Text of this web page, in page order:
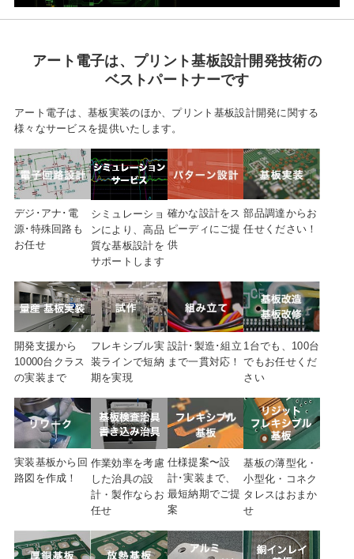
アート電子は、 プリント基板設計開発技術の
ベストパートナーです
アート電子は、基板実装のほか、プリント基板設計開発に関する
様々なサービスを提供いたします。
デジ･アナ･電
源･特殊回路も
お任せ
シミュレーショ
ンにより、高品
質な基板設計を
サポートします
確かな設計をス
ピーディにご提
供
部品調達から お
任せください！
開発支援から
10000台クラス
の実装まで
フレキシブル実
装ラインで短納
期を実現
設計･製造･組立
まで一貫対応！
1台でも、100台
でも お任せくだ
さい
実装基板から回
路図を作成！
作業効率を考慮
した治具の設
計・製作ならお
任せ
仕様提案〜設
計･実装まで、
最短納期でご提
案
基板の薄型化・
小型化・コネク
タレスはおまか
せ